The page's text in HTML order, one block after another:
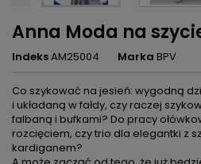
Anna Moda na
IndeksAM25004 Marka BPV
Co szykować na jesień: wygodną
i układaną w fałdy, czy raczej
falbaną i bufkami? Do pracy
rozcięciem, czy trio dla elegantki z
kardiganem?